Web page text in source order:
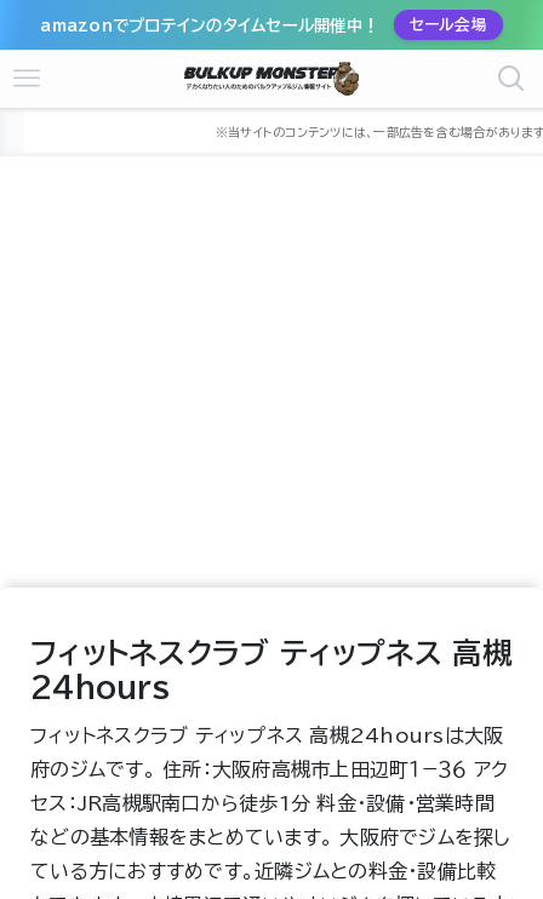
amazonでプロテインのタイムセール開催中！ セール会場
大阪府 高槻市
フィットネスクラブ ティップネス 高槻
24hours
フィットネスクラブ ティップネス 高槻24hoursは大阪
府のジムです。 住所：大阪府高槻市上田辺町１−３６ アク
セス：JR高槻駅南口から徒歩1分 料金・設備・営業時間
などの基本情報をまとめています。 大阪府でジムを探し
ている方におすすめです。近隣ジムとの料金・設備比較